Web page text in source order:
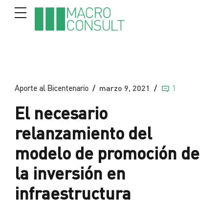
Aporte al Bicentenario marzo 9, 2021 1
El necesario
relanzamiento del
modelo de promoción de
la inversión en
infraestructura